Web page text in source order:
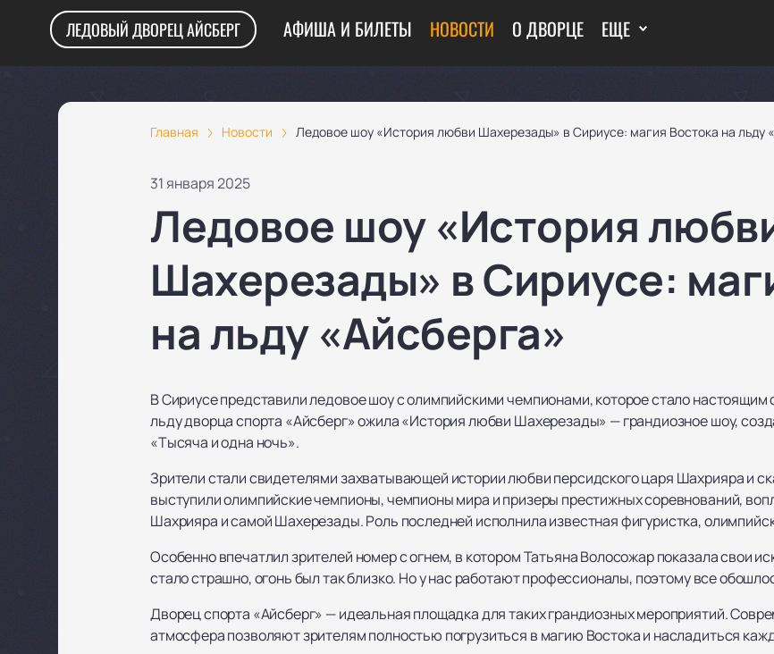
ЛЕДОВЫЙ ДВОРЕЦ АЙСБЕРГ АФИША И БИЛЕТЫ НОВОСТИ О ДВОРЦЕ ЕЩЕ
Главная Новости Ледовое шоу «История любви Шахерезады» в Сириусе: магия Востока на льду
31 января 2025
Ледовое шоу «История
Шахерезады» в Сириусе:
на льду «Айсберга»
В Сириусе представили ледовое шоу с олимпийскими чемпионами, которое стало настоящим
льду дворца спорта «Айсберг» ожила «История любви Шахерезады» — грандиозное шоу,
«Тысяча и одна ночь».
Зрители стали свидетелями захватывающей истории любви персидского царя Шахрияра и
выступили олимпийские чемпионы, чемпионы мира и призеры престижных соревнований,
Шахрияра и самой Шахерезады. Роль последней исполнила известная фигуристка,
Особенно впечатлил зрителей номер с огнем, в котором Татьяна Волосожар показала свои
стало страшно, огонь был так близко. Но у нас работают профессионалы, поэтому все
Дворец спорта «Айсберг» — идеальная площадка для таких грандиозных мероприятий.
атмосфера позволяют зрителям полностью погрузиться в магию Востока и насладиться